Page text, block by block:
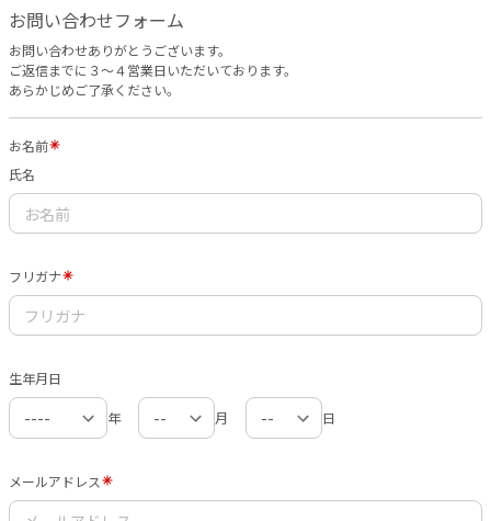
お問い合わせフォーム
お問い合わせありがとうございます。
ご返信までに３〜４営業日いただいております。
あらかじめご了承ください。
お名前
氏名
フリガナ
生年月日
年 月 日
メールアドレス